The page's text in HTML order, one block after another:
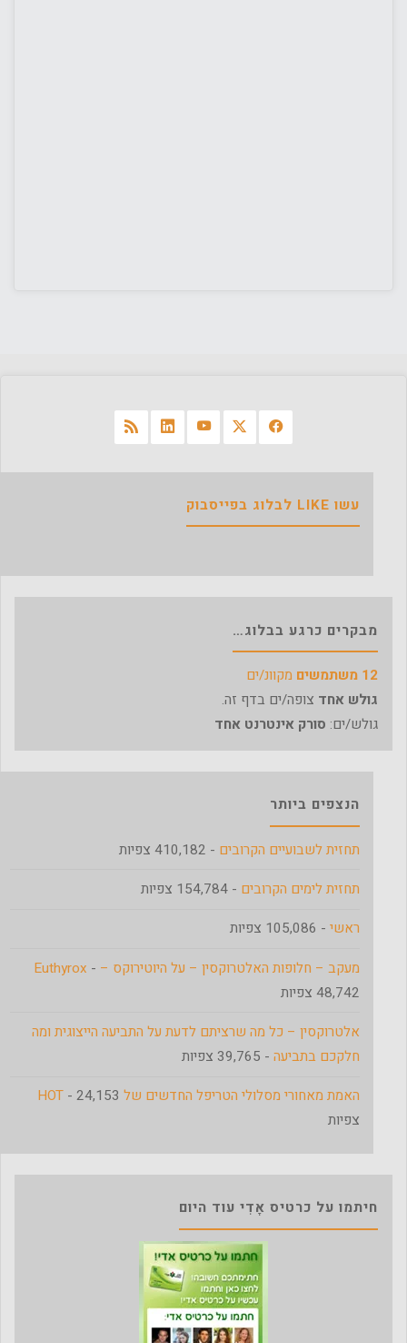
עשו LIKE לבלוג בפייסבוק
מבקרים כרגע בבלוג…
12 משתמשים
מקוונ/ים
גולש אחד צופה/ים בדף זה.
גולש/ים: סורק אינטרנט אחד
הנצפים ביותר
תחזית לשבועיים הקרובים - 410,182 צפיות
תחזית לימים הקרובים - 154,784 צפיות
ראשי - 105,086 צפיות
מעקב – חלופות האלטרוקסין – על היוטירוקס – Euthyrox -
48,742 צפיות
אלטרוקסין – כל מה שרציתם לדעת על התביעה הייצוגית ומה
חלקכם בתביעה - 39,765 צפיות
האמת מאחורי מסלולי הטריפל החדשים של HOT - 24,153
צפיות
חיתמו על כרטיס אָדִי עוד היום